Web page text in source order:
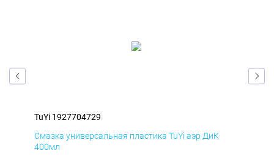
TuYi 1927704729
Смазка универсальная пластика TuYi аэр ДиК
400мл